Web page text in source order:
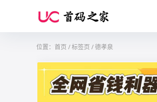
位置： 首页 /标签页 / 德孝泉